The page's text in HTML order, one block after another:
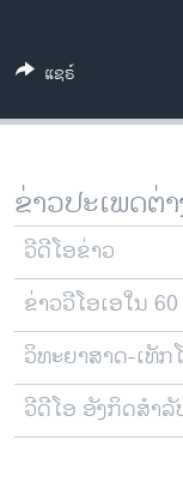
ທຸລະກິດ
ພາສາອັງກິດ
ສຽງ
ລາຍການກະຈາຍສຽງ
ລາຍງານ
ຕິດຕາມພວກເຮົາ ທີ່
ພາສາຕ່າງໆ
ແຊຣ໌
ຂ່າວປະເພດຕ່
ວີດີໂອຂ່າວ
ຂ່າວວີໂອເອໃນ
ວິທະຍາສາດ-ເທັກ
ວີດີໂອ ອັງກິດສຳລັ